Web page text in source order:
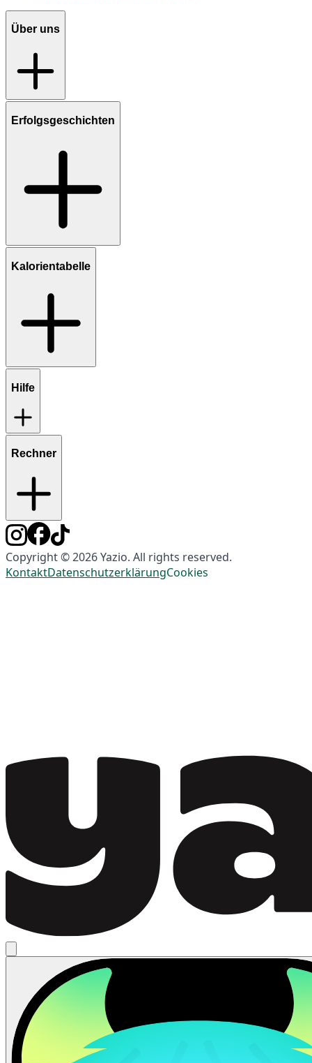
Über uns
Erfolgsgeschichten
Kalorientabelle
Hilfe
Rechner
Copyright © 2026 Yazio. All rights reserved.
KontaktDatenschutzerklärungCookies